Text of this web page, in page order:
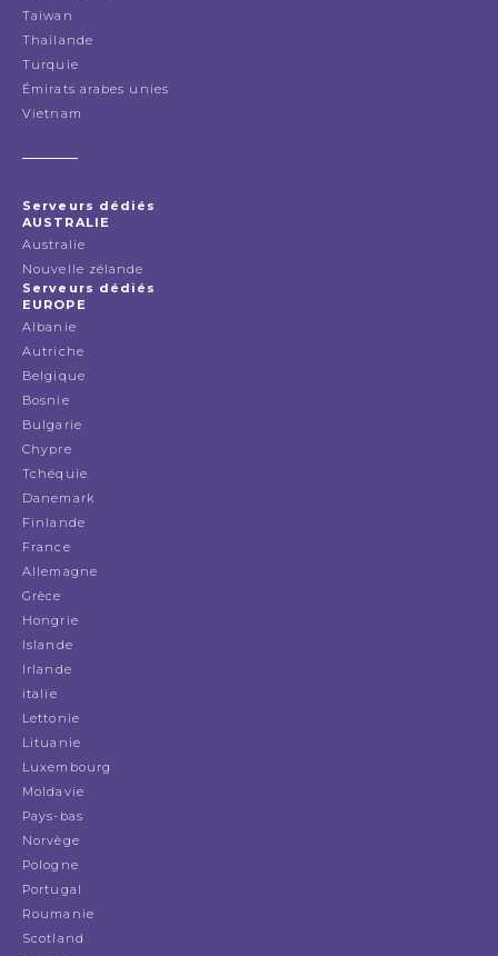
Taiwan
Thailande
Turquie
Émirats arabes unies
Vietnam
Serveurs dédiés
AUSTRALIE
Australie
Nouvelle zélande
Serveurs dédiés
EUROPE
Albanie
Autriche
Belgique
Bosnie
Bulgarie
Chypre
Tchéquie
Danemark
Finlande
France
Allemagne
Grèce
Hongrie
Islande
Irlande
italie
Lettonie
Lituanie
Luxembourg
Moldavie
Pays-bas
Norvège
Pologne
Portugal
Roumanie
Scotland